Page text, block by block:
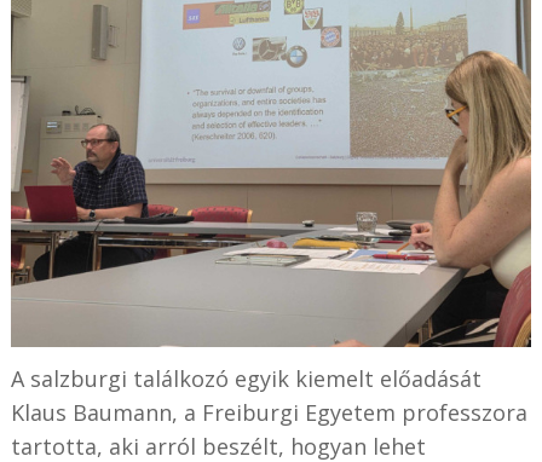
A salzburgi találkozó egyik kiemelt előadását
Klaus Baumann, a Freiburgi Egyetem professzora
tartotta, aki arról beszélt, hogyan lehet